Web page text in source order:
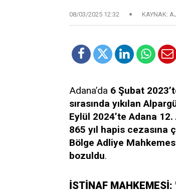
08/03/2025 12:32 KAYNAK:
Adana’da 6 Şubat
sırasında yıkılan
Eylül 2024’te Adana
865 yıl hapis cezasına
Bölge Adliye
bozuldu.
İSTİNAF MAHKEMESİ: